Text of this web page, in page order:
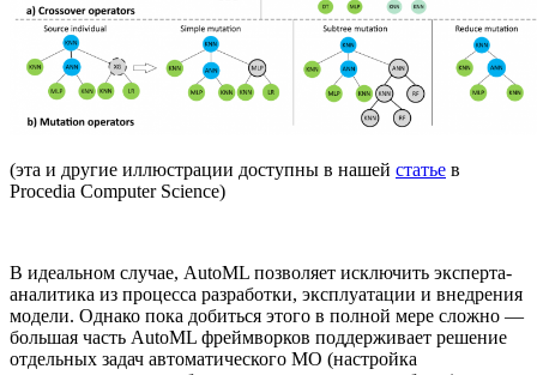
(эта и другие иллюстрации доступны в нашей статье в
Procedia Computer Science)
В идеальном случае, AutoML позволяет исключить эксперта-
аналитика из процесса разработки, эксплуатации и внедрения
модели. Однако пока добиться этого в полной мере сложно —
большая часть AutoML фреймворков поддерживает решение
отдельных задач автоматического МО (настройка